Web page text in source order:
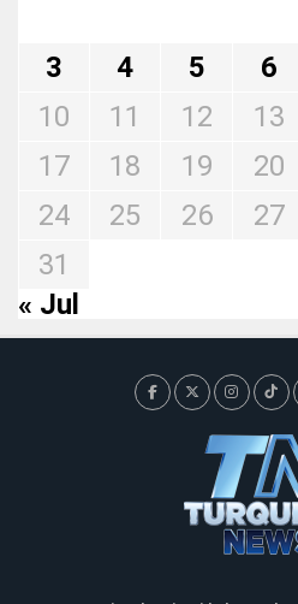
3
4 5 6
10
11 12 13
17
18 19 20
24
25 26 27
31
« Jul